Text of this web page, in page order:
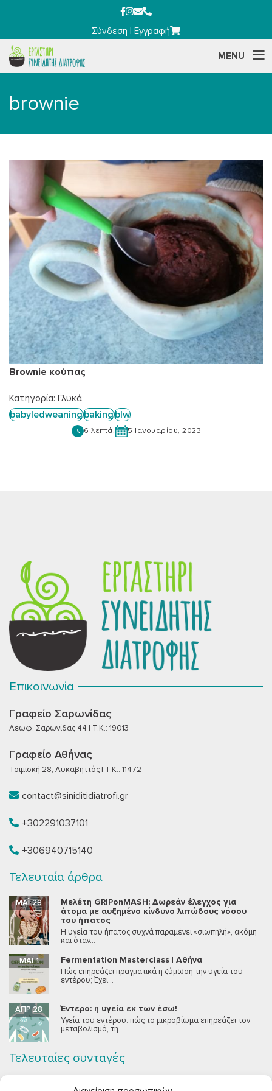
Σύνδεση |Εγγραφή
MENU
brownie
Brownie κούπας
Κατηγορία: Γλυκά
babyledweaningbakingblw
6 λεπτά. 5 Ιανουαρίου, 2023
Επικοινωνία
Γραφείο Σαρωνίδας
Λεωφ. Σαρωνίδας 44 | T.K.: 19013
Γραφείο Αθήνας
Τσιμισκή 28, Λυκαβηττός | T.K.: 11472
contact@siniditidiatrofi.gr
+302291037101
+306940715140
Τελευταία άρθρα
Μελέτη GRIPonMASH: Δωρεάν έλεγχος για
άτομα με αυξημένο κίνδυνο λιπώδους νόσου
του ήπατος
ΜΆΙ 28
Η υγεία του ήπατος συχνά παραμένει «σιωπηλή», ακόμη
και όταν...
Fermentation Masterclass | Αθήνα
ΜΆΙ 1
Πώς επηρεάζει πραγματικά η ζύμωση την υγεία του
εντέρου; Έχει...
Έντερο: η υγεία εκ των έσω!
ΑΠΡ 28
Υγεία του εντέρου: πώς το μικροβίωμα επηρεάζει τον
μεταβολισμό, τη...
Τελευταίες συνταγές